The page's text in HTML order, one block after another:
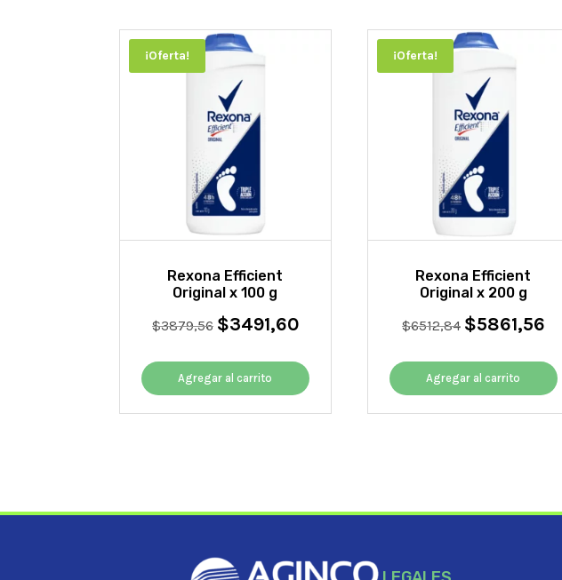
¡Oferta!
Rexona Efficient
Original x 100 g
$3879,56 El
original
era:
$3879,56.
$3491,60El
actual
es:
$3491,60.
Agregar al carrito
¡Oferta!
Rexona Efficient
Original x 200 g
$6512,84 El
original
era:
$6512,84.
$5861,56El
es:
Agregar al carrito